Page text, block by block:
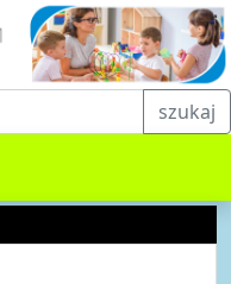
szukaj